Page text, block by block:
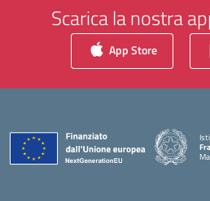
Scarica la nostra
App Store